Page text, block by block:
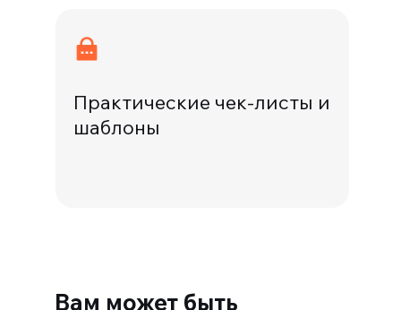
Практические чек-листы и
шаблоны
Вам может быть